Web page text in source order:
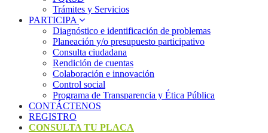
Trámites y Servicios
PARTICIPA
Diagnóstico e identificación de problemas
Planeación y/o presupuesto participativo​
Consulta ciudadana
Rendición de cuentas
Colaboración e innovación
Control social
Programa de Transparencia y Ética Pública
CONTÁCTENOS
REGISTRO
CONSULTA TU PLACA